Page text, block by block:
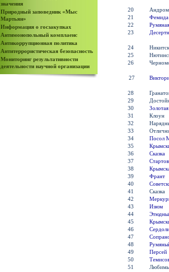
значения
Природный заповедник «Мыс
Мартьян»
Информация о госзакупках
Антимонопольный комплаенс
Антикоррупционная политика
Антитеррористическая безопасность
Мониторинг результативности
деятельности научной организации
20
21
Фемида
22
23
24
25
26
27
28
29
30
31
Клоун
32
33
34
Посол
35
36
Сказка
37
38
39
Франт
40
41
Сказка
42
43
Изюм
44
45
46
47
48
49
Персей
50
51